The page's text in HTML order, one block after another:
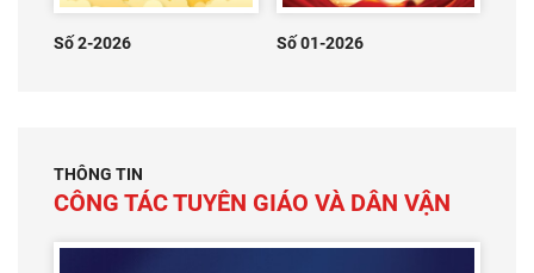
Số 2-2026 Số 01-2026
THÔNG TIN
CÔNG TÁC TUYÊN GIÁO VÀ DÂN VẬN